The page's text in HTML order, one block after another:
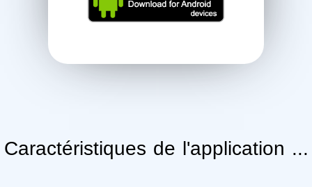
Caractéristiques de l'application ...